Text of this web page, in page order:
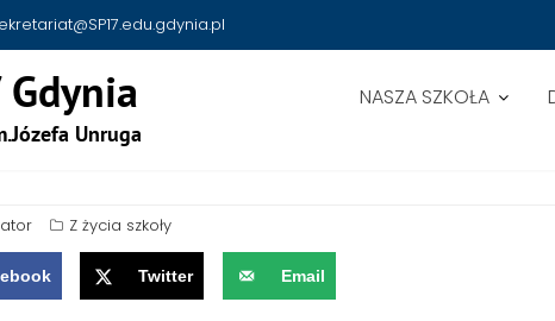
NASZA SZKOŁA
ZORGANIZOWANYCH Z
Z życia szkoły
Twitter Email